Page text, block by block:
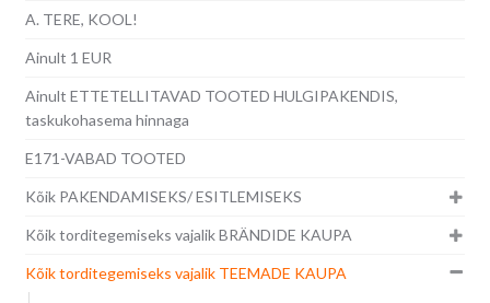
A. TERE, KOOL!
Ainult 1 EUR
Ainult ETTETELLITAVAD TOOTED HULGIPAKENDIS,
taskukohasema hinnaga
E171-VABAD TOOTED
Kõik PAKENDAMISEKS/ ESITLEMISEKS
Kõik torditegemiseks vajalik BRÄNDIDE KAUPA
Kõik torditegemiseks vajalik TEEMADE KAUPA